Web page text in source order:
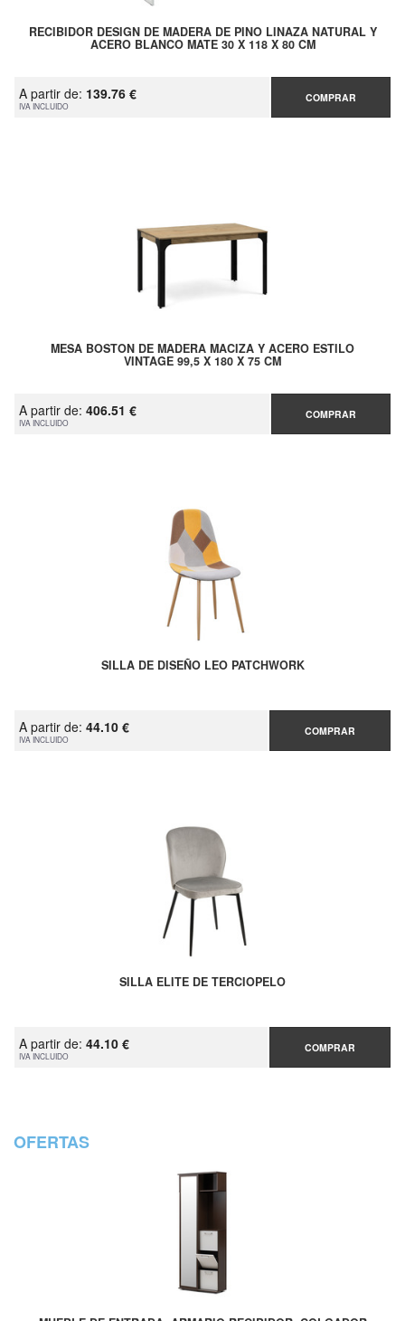
RECIBIDOR DESIGN DE MADERA DE PINO LINAZA NATURAL Y
ACERO BLANCO MATE 30 X 118 X 80 CM
A partir de: 139.76 €
IVA INCLUIDO
COMPRAR
MESA BOSTON DE MADERA MACIZA Y ACERO ESTILO
VINTAGE 99,5 X 180 X 75 CM
A partir de: 406.51 €
IVA INCLUIDO
COMPRAR
SILLA DE DISEÑO LEO PATCHWORK
A partir de: 44.10 €
IVA INCLUIDO
COMPRAR
SILLA ELITE DE TERCIOPELO
A partir de: 44.10 €
IVA INCLUIDO
COMPRAR
OFERTAS